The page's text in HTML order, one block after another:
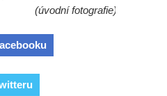
(úvodní fotografie)